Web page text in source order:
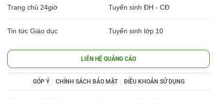
Trang chủ 24giờ Tuyển sinh ĐH - CĐ
Tin tức Giáo dục Tuyển sinh lớp 10
LIÊN HỆ QUẢNG CÁO
GÓP Ý CHÍNH SÁCH BẢO MẬT ĐIỀU KHOẢN SỬ DỤNG